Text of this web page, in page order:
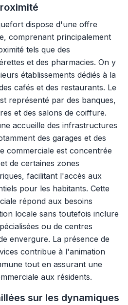
dispose d'une offre
comprenant principalement
tels que des
et des pharmacies. On y
établissements dédiés à la
cafés et des restaurants. Le
représenté par des banques,
et des salons de coiffure.
accueille des infrastructures
des garages et des
commerciale est concentrée
de certaines zones
facilitant l'accès aux
pour les habitants. Cette
répond aux besoins
locale sans toutefois inclure
ou de centres
envergure. La présence de
contribue à l'animation
tout en assurant une
aux résidents.
sur les dynamiques